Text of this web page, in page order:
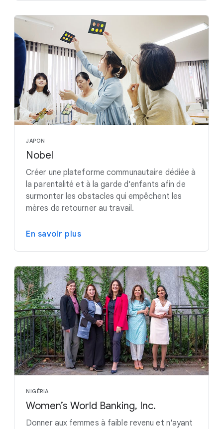
JAPON
Nobel
Créer une plateforme communautaire dédiée à
la parentalité et à la garde d'enfants afin de
surmonter les obstacles qui empêchent les
mères de retourner au travail.
En savoir plus
NIGÉRIA
Women’s World Banking, Inc.
Donner aux femmes à faible revenu et n'ayant